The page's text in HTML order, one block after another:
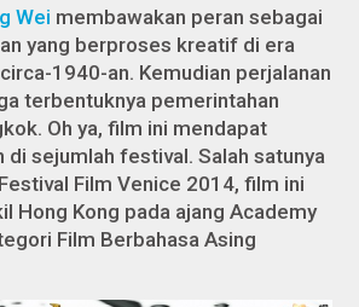
Wei membawakan peran sebagai
yang berproses kreatif di era
1940-an. Kemudian perjalanan
terbentuknya pemerintahan
Oh ya, film ini mendapat
di sejumlah festival. Salah satunya
Film Venice 2014, film ini
Hong Kong pada ajang Academy
Film Berbahasa Asing